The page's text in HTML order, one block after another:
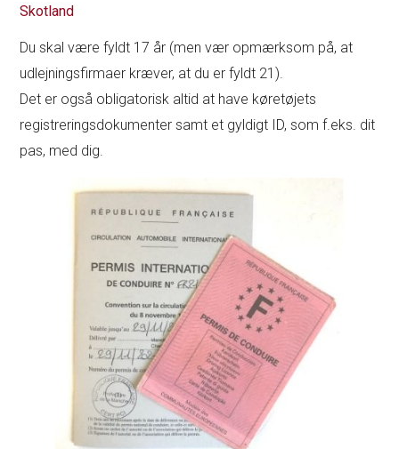
Skotland
Du skal være fyldt 17 år (men vær opmærksom på, at
udlejningsfirmaer kræver, at du er fyldt 21).
Det er også obligatorisk altid at have køretøjets
registreringsdokumenter samt et gyldigt ID, som f.eks. dit
pas, med dig.